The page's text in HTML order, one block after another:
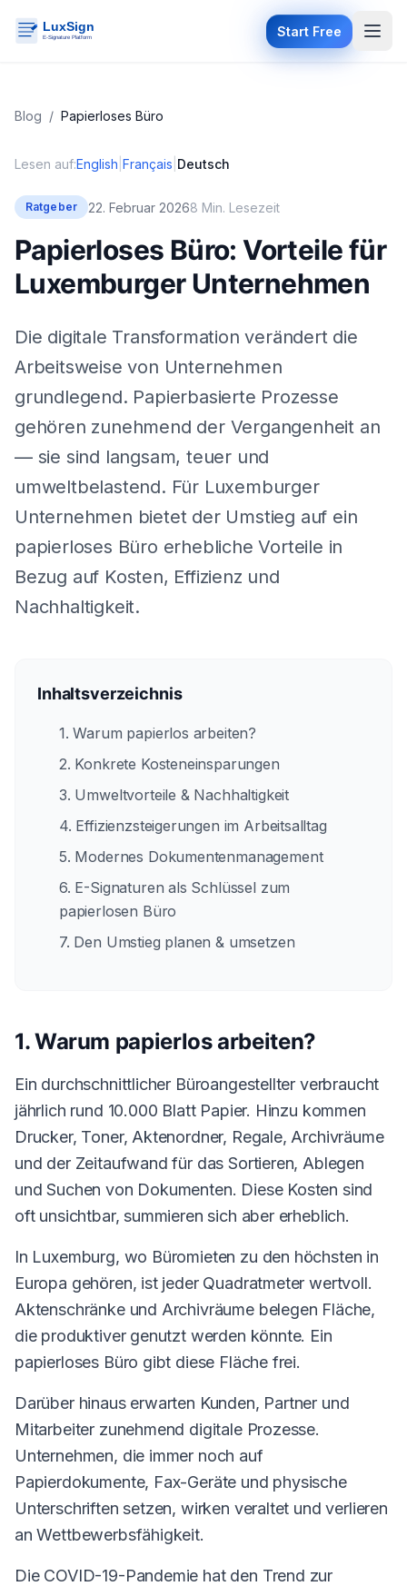
Start Free
Blog / Papierloses Büro
Lesen auf:English Français Deutsch
Ratgeber 22. Februar 20268 Min. Lesezeit
Papierloses Büro: Vorteile für
Luxemburger Unternehmen
Die digitale Transformation verändert die
Arbeitsweise von Unternehmen
grundlegend. Papierbasierte Prozesse
gehören zunehmend der Vergangenheit an
— sie sind langsam, teuer und
umweltbelastend. Für Luxemburger
Unternehmen bietet der Umstieg auf ein
papierloses Büro erhebliche Vorteile in
Bezug auf Kosten, Effizienz und
Nachhaltigkeit.
Inhaltsverzeichnis
1. Warum papierlos arbeiten?
2. Konkrete Kosteneinsparungen
3. Umweltvorteile & Nachhaltigkeit
4. Effizienzsteigerungen im Arbeitsalltag
5. Modernes Dokumentenmanagement
6. E-Signaturen als Schlüssel zum
papierlosen Büro
7. Den Umstieg planen & umsetzen
1. Warum papierlos arbeiten?
Ein durchschnittlicher Büroangestellter verbraucht
jährlich rund 10.000 Blatt Papier. Hinzu kommen
Drucker, Toner, Aktenordner, Regale, Archivräume
und der Zeitaufwand für das Sortieren, Ablegen
und Suchen von Dokumenten. Diese Kosten sind
oft unsichtbar, summieren sich aber erheblich.
In Luxemburg, wo Büromieten zu den höchsten in
Europa gehören, ist jeder Quadratmeter wertvoll.
Aktenschränke und Archivräume belegen Fläche,
die produktiver genutzt werden könnte. Ein
papierloses Büro gibt diese Fläche frei.
Darüber hinaus erwarten Kunden, Partner und
Mitarbeiter zunehmend digitale Prozesse.
Unternehmen, die immer noch auf
Papierdokumente, Fax-Geräte und physische
Unterschriften setzen, wirken veraltet und verlieren
an Wettbewerbsfähigkeit.
Die COVID-19-Pandemie hat den Trend zur